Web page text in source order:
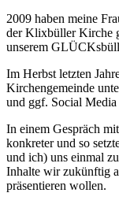
2009 haben meine
der Klixbüller Kirche
unserem
Im Herbst letzten
Kirchengemeinde
und ggf. Social Media
In einem Gespräch
konkreter und so
und ich) uns einmal
Inhalte wir zukünftig
präsentieren wollen.